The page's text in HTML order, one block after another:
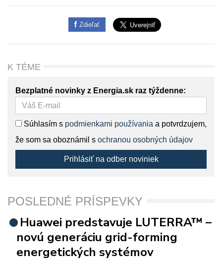
Zdieľať
K TÉME
Bezplatné novinky z Energia.sk raz týždenne:
Súhlasím s podmienkami používania a potvrdzujem,
že som sa oboznámil s ochranou osobných údajov
Prihlásiť na odber noviniek
POSLEDNÉ PRÍSPEVKY
Huawei predstavuje LUTERRA™ –
novú generáciu grid-forming
energetických systémov